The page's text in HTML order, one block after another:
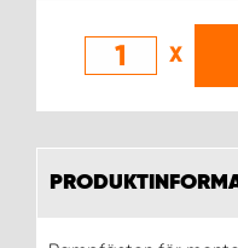
X
WORK SYSTEM UMEÅ